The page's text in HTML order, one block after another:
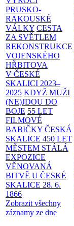
PRUSKO-
RAKOUSKÉ
VÁLKY CESTA
ZA SVĚTLEM
REKONSTRUKCE
VOJENSKÉHO
HŘBITOVA
V ČESKÉ
SKALICI 2023–
2025 KDYŽ MUŽI
(NE)JDOU DO
BOJE 55 LET
FILMOVÉ
BABIČKY ČESKÁ
SKALICE 450 LET
MĚSTEM STÁLÁ
EXPOZICE
VĚNOVANÁ
BITVĚ U ČESKÉ
SKALICE 28. 6.
1866
Zobrazit všechny
záznamy ze dne